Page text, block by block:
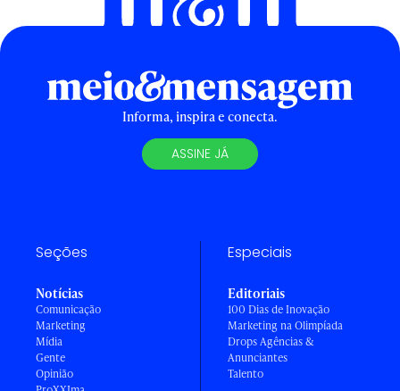
Informa, inspira e conecta.
ASSINE JÁ
Seções
Notícias
Comunicação
Marketing
Mídia
Gente
Opinião
Especiais
Editoriais
100 Dias de Inovação
Marketing na Olimpíada
Drops Agências &
Anunciantes
Talento